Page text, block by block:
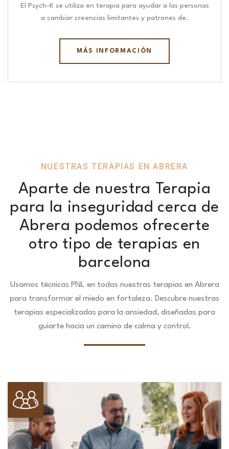
El Psych-K se utiliza en terapia para ayudar a las personas
a cambiar creencias limitantes y patrones de.
MÁS INFORMACIÓN
NUESTRAS TERAPIAS EN ABRERA
Aparte de nuestra Terapia
para la inseguridad cerca de
Abrera podemos ofrecerte
otro tipo de terapias en
barcelona
Usamos técnicas PNL en todas nuestras terapias en Abrera
para transformar el miedo en fortaleza. Descubre nuestras
terapias especializadas para la ansiedad, diseñadas para
guiarte hacia un camino de calma y control.